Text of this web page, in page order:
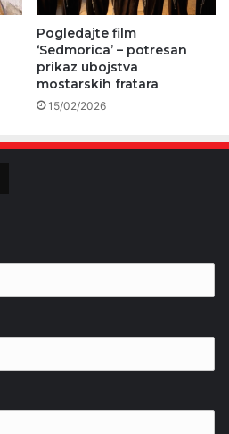
Pogledajte film
‘Sedmorica’ – potresan
prikaz ubojstva
mostarskih fratara
15/02/2026